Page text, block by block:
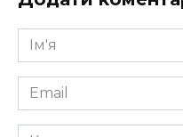
Ім'я
*
Email
*